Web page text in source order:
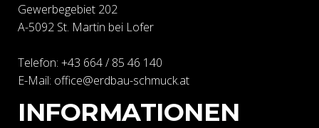
Gewerbegebiet 202
A-5092 St. Martin bei Lofer
Telefon: +43 664 / 85 46 140
E-Mail: office@erdbau-schmuck.at
INFORMATIONEN